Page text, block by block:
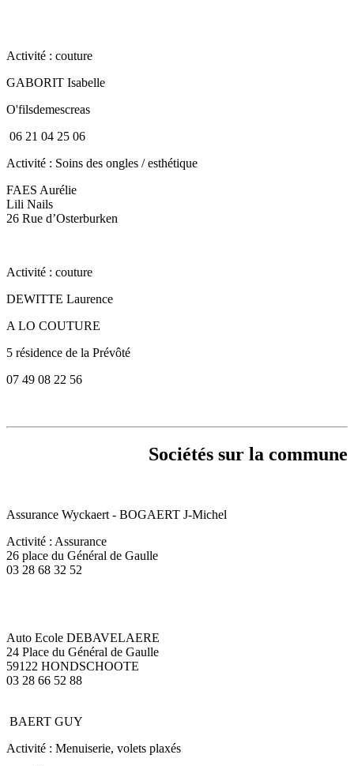
Activité : couture
GABORIT Isabelle
O'filsdemescreas
06 21 04 25 06
Activité : Soins des ongles / esthétique
FAES Aurélie
Lili Nails
26 Rue d’Osterburken
Activité : couture
DEWITTE Laurence
A LO COUTURE
5 résidence de la Prévôté
07 49 08 22 56
Sociétés sur la commune
Assurance Wyckaert - BOGAERT J-Michel
Activité : Assurance
26 place du Général de Gaulle
03 28 68 32 52
Auto Ecole DEBAVELAERE
24 Place du Général de Gaulle
59122 HONDSCHOOTE
03 28 66 52 88
BAERT GUY
Activité : Menuiserie, volets plaxés